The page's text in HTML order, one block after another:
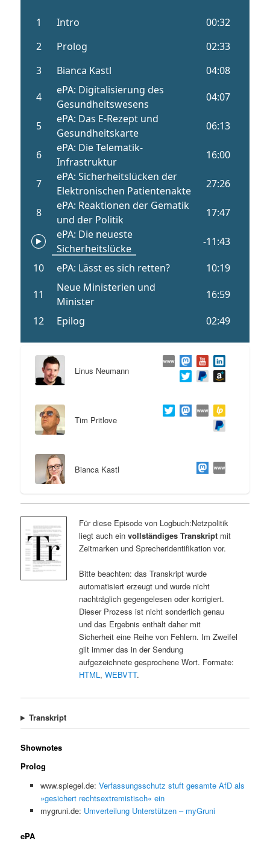
Linus Neumann
Tim Pritlove
Bianca Kastl
Für diese Episode von Logbuch:Netzpolitik
liegt auch ein vollständiges Transkriptmit
Zeitmarken und Sprecheridentifikation vor.
Bitte beachten: das Transkript wurde
automatisiert erzeugt und wurde nicht
nachträglich gegengelesen oder korrigiert.
Dieser Prozess ist nicht sonderlich genau
und das Ergebnis enthält daher mit
Sicherheit eine Reihe von Fehlern. Im Zweifel
gilt immer das in der Sendung
aufgezeichnete gesprochene Wort. Formate:
HTML, WEBVTT.
Transkript
Shownotes
Prolog
www.spiegel.de: Verfassungsschutz stuft gesamte AfD als
»gesichert rechtsextremistisch« ein
mygruni.de: Umverteilung Unterstützen – myGruni
ePA